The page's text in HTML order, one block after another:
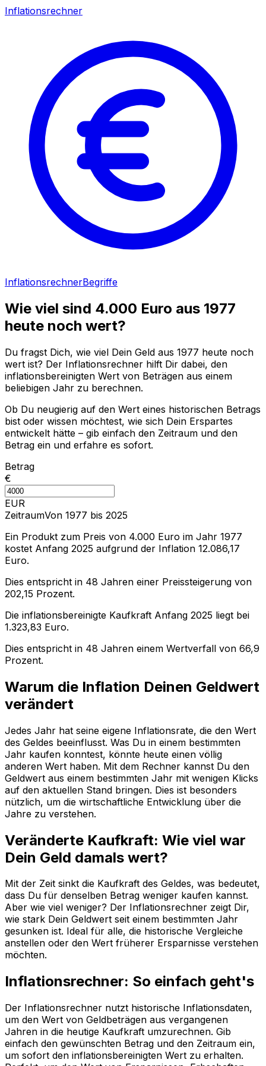
Inflationsrechner
InflationsrechnerBegriffe
Wie viel sind 4.000 Euro aus 1977
heute noch wert?
Du fragst Dich, wie viel Dein Geld aus 1977 heute noch
wert ist? Der Inflationsrechner hilft Dir dabei, den
inflationsbereinigten Wert von Beträgen aus einem
beliebigen Jahr zu berechnen.
Ob Du neugierig auf den Wert eines historischen Betrags
bist oder wissen möchtest, wie sich Dein Erspartes
entwickelt hätte – gib einfach den Zeitraum und den
Betrag ein und erfahre es sofort.
Betrag
€
EUR
ZeitraumVon 1977 bis 2025
Ein Produkt zum Preis von 4.000 Euro im Jahr 1977
kostet Anfang 2025 aufgrund der Inflation 12.086,17
Euro.
Dies entspricht in 48 Jahren einer Preissteigerung von
202,15 Prozent.
Die inflationsbereinigte Kaufkraft Anfang 2025 liegt bei
1.323,83 Euro.
Dies entspricht in 48 Jahren einem Wertverfall von 66,9
Prozent.
Warum die Inflation Deinen Geldwert
verändert
Jedes Jahr hat seine eigene Inflationsrate, die den Wert
des Geldes beeinflusst. Was Du in einem bestimmten
Jahr kaufen konntest, könnte heute einen völlig
anderen Wert haben. Mit dem Rechner kannst Du den
Geldwert aus einem bestimmten Jahr mit wenigen Klicks
auf den aktuellen Stand bringen. Dies ist besonders
nützlich, um die wirtschaftliche Entwicklung über die
Jahre zu verstehen.
Veränderte Kaufkraft: Wie viel war
Dein Geld damals wert?
Mit der Zeit sinkt die Kaufkraft des Geldes, was bedeutet,
dass Du für denselben Betrag weniger kaufen kannst.
Aber wie viel weniger? Der Inflationsrechner zeigt Dir,
wie stark Dein Geldwert seit einem bestimmten Jahr
gesunken ist. Ideal für alle, die historische Vergleiche
anstellen oder den Wert früherer Ersparnisse verstehen
möchten.
Inflationsrechner: So einfach geht's
Der Inflationsrechner nutzt historische Inflationsdaten,
um den Wert von Geldbeträgen aus vergangenen
Jahren in die heutige Kaufkraft umzurechnen. Gib
einfach den gewünschten Betrag und den Zeitraum ein,
um sofort den inflationsbereinigten Wert zu erhalten.